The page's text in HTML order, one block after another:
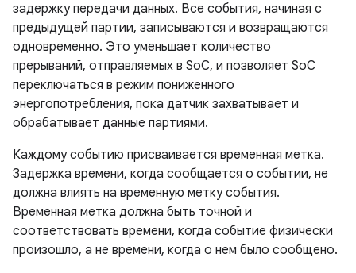
задержку передачи данных. Все события, начиная с
предыдущей партии, записываются и возвращаются
одновременно. Это уменьшает количество
прерываний, отправляемых в SoC, и позволяет SoC
переключаться в режим пониженного
энергопотребления, пока датчик захватывает и
обрабатывает данные партиями.
Каждому событию присваивается временная метка.
Задержка времени, когда сообщается о событии, не
должна влиять на временную метку события.
Временная метка должна быть точной и
соответствовать времени, когда событие физически
произошло, а не времени, когда о нем было сообщено.